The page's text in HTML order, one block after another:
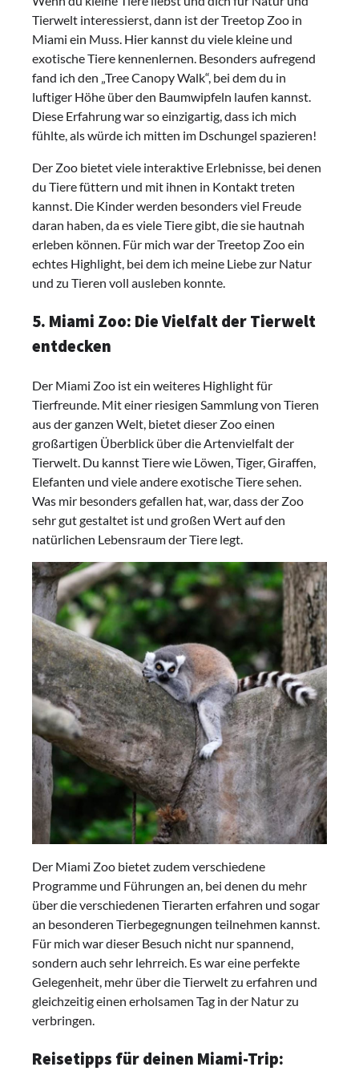
Tierwelt interessierst, dann ist der Treetop Zoo in
Miami ein Muss. Hier kannst du viele kleine und
exotische Tiere kennenlernen. Besonders aufregend
fand ich den „Tree Canopy Walk“, bei dem du in
luftiger Höhe über den Baumwipfeln laufen kannst.
Diese Erfahrung war so einzigartig, dass ich mich
fühlte, als würde ich mitten im Dschungel spazieren!
Der Zoo bietet viele interaktive Erlebnisse, bei denen
du Tiere füttern und mit ihnen in Kontakt treten
kannst. Die Kinder werden besonders viel Freude
daran haben, da es viele Tiere gibt, die sie hautnah
erleben können. Für mich war der Treetop Zoo ein
echtes Highlight, bei dem ich meine Liebe zur Natur
und zu Tieren voll ausleben konnte.
5. Miami Zoo: Die Vielfalt der Tierwelt
entdecken
Der Miami Zoo ist ein weiteres Highlight für
Tierfreunde. Mit einer riesigen Sammlung von Tieren
aus der ganzen Welt, bietet dieser Zoo einen
großartigen Überblick über die Artenvielfalt der
Tierwelt. Du kannst Tiere wie Löwen, Tiger, Giraffen,
Elefanten und viele andere exotische Tiere sehen.
Was mir besonders gefallen hat, war, dass der Zoo
sehr gut gestaltet ist und großen Wert auf den
natürlichen Lebensraum der Tiere legt.
Der Miami Zoo bietet zudem verschiedene
Programme und Führungen an, bei denen du mehr
über die verschiedenen Tierarten erfahren und sogar
an besonderen Tierbegegnungen teilnehmen kannst.
Für mich war dieser Besuch nicht nur spannend,
sondern auch sehr lehrreich. Es war eine perfekte
Gelegenheit, mehr über die Tierwelt zu erfahren und
gleichzeitig einen erholsamen Tag in der Natur zu
verbringen.
Reisetipps für deinen Miami-Trip: